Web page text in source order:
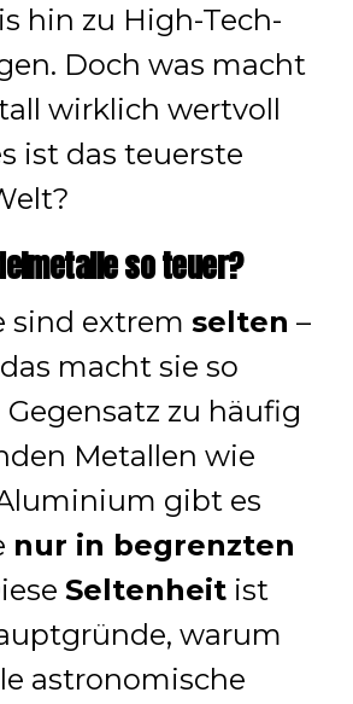
hin zu High-Tech-
Doch was macht
wirklich wertvoll
ist das teuerste
so teuer?
sind extrem selten –
macht sie so
zu häufig
Metallen wie
gibt es
nur in begrenzten
Seltenheitist
warum
astronomische